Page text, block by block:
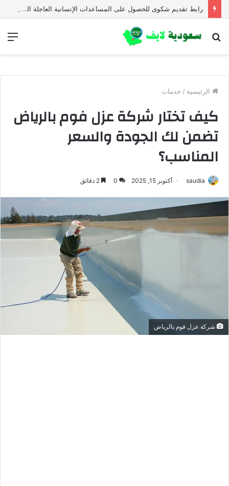
رابط تقديم شكوى للحصول على المساعدات الإنسانية العاجلة المجلس النرويجي للاجئين
بحث
الرئيسية / خدمات
كيف تختار شركة عزل فوم بالرياض
تضمن لك الجودة والسعر
المناسب؟
saudia أكتوبر 15, 2025 0
شركة عزل فوم بالرياض